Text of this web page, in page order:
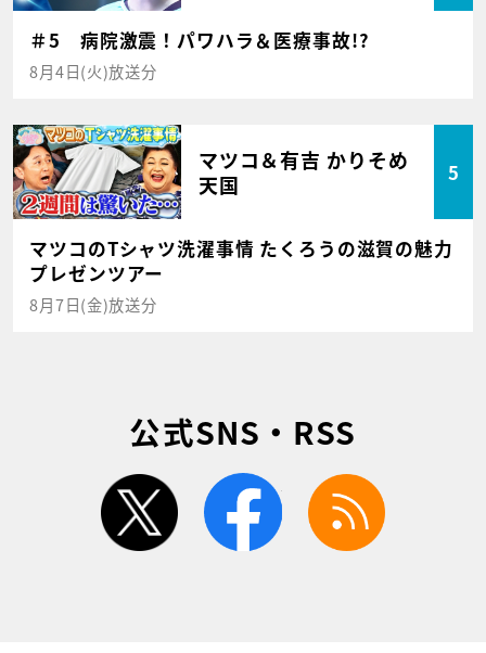
＃5 病院激震！パワハラ＆医療事故!?
8月4日(火)放送分
マツコ＆有吉 かりそめ
天国
5
マツコのTシャツ洗濯事情 たくろうの滋賀の魅力
プレゼンツアー
8月7日(金)放送分
公式SNS・RSS
twitter facebook